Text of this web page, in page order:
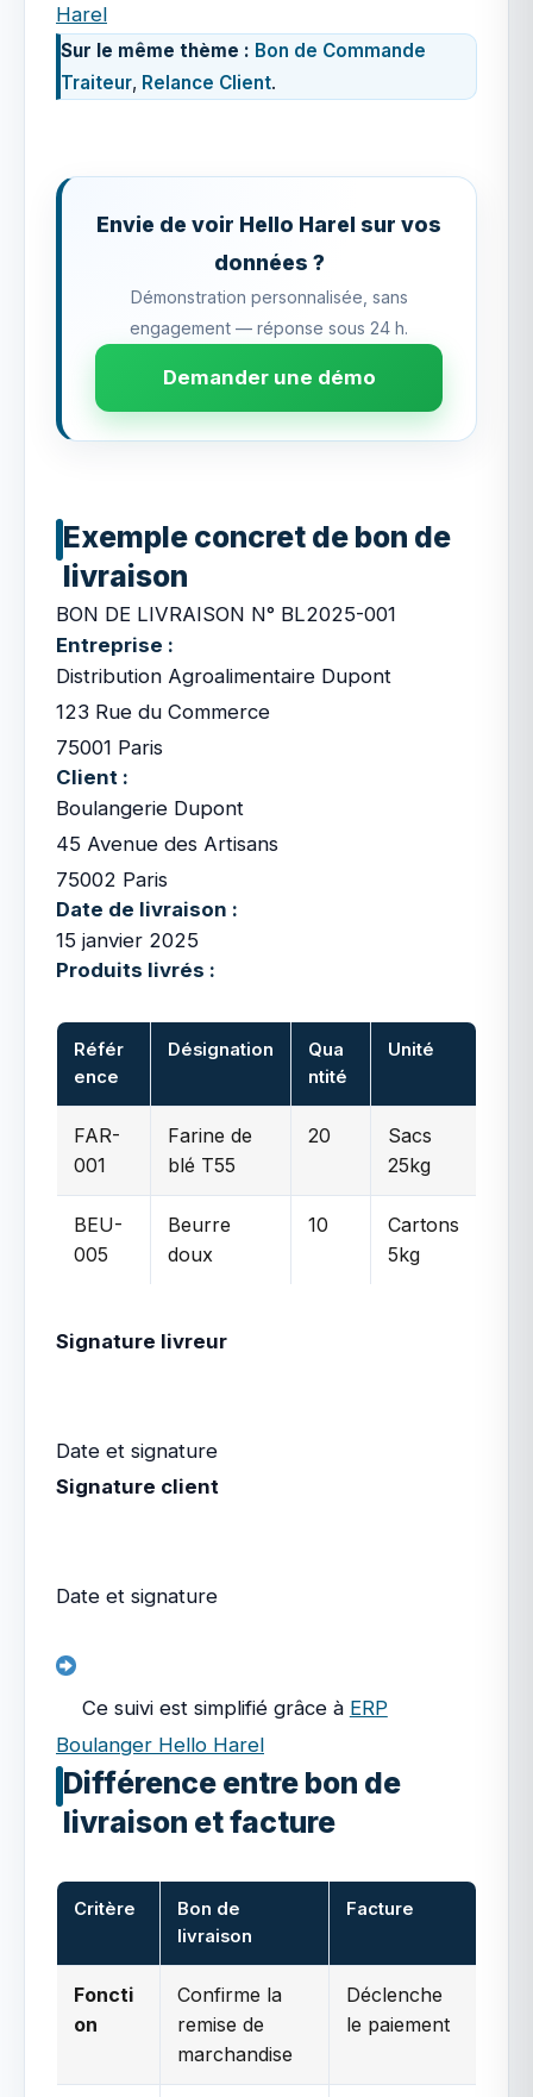
Harel
Sur le même thème : Bon de Commande
Traiteur, Relance Client.
Envie de voir Hello Harel sur vos
données ?
Démonstration personnalisée, sans
engagement — réponse sous 24 h.
Demander une démo
Exemple concret de bon de
livraison
BON DE LIVRAISON N° BL2025-001
Entreprise :
Distribution Agroalimentaire Dupont
123 Rue du Commerce
75001 Paris
Client :
Boulangerie Dupont
45 Avenue des Artisans
75002 Paris
Date de livraison :
15 janvier 2025
Produits livrés :
Référ
ence
Désignation
Qua
ntité
Unité
FAR-
001
Farine de
blé T55
20
Sacs
25kg
BEU-
005
Beurre
doux
10
Cartons
5kg
Signature livreur
Date et signature
Signature client
Date et signature
Ce suivi est simplifié grâce à ERP
Boulanger Hello Harel
Différence entre bon de
livraison et facture
Critère
Bon de
livraison
Facture
Foncti
on
Confirme la
remise de
marchandise
Déclenche
le paiement